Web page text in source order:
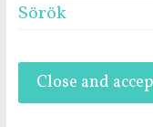
Sörök